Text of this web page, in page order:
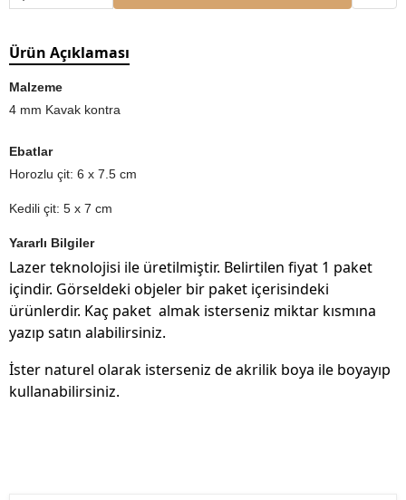
Ürün Açıklaması
Malzeme
4 mm Kavak kontra
Ebatlar
Horozlu çit: 6 x 7.5 cm
Kedili çit: 5 x 7 cm
Yararlı Bilgiler
Lazer teknolojisi ile üretilmiştir. Belirtilen fiyat 1 paket
içindir. Görseldeki objeler bir paket içerisindeki
ürünlerdir. Kaç paket almak isterseniz miktar kısmına
yazıp satın alabilirsiniz.
İster naturel olarak isterseniz de akrilik boya ile boyayıp
kullanabilirsiniz.